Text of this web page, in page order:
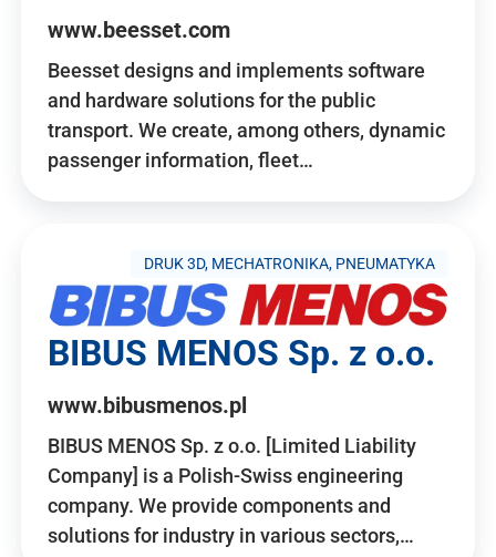
www.beesset.com
Beesset designs and implements software
and hardware solutions for the public
transport. We create, among others, dynamic
passenger information, fleet…
DRUK 3D, MECHATRONIKA, PNEUMATYKA
BIBUS MENOS Sp. z o.o.
www.bibusmenos.pl
BIBUS MENOS Sp. z o.o. [Limited Liability
Company] is a Polish-Swiss engineering
company. We provide components and
solutions for industry in various sectors,…